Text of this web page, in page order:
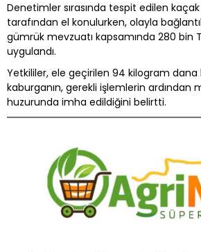
Denetimler sırasında tespit edilen
tarafından el konulurken, olayla
gümrük mevzuatı kapsamında 280 bin
uygulandı.
Yetkililer, ele geçirilen 94 kilogram dana
kaburganın, gerekli işlemlerin ardından
huzurunda imha edildiğini belirtti.